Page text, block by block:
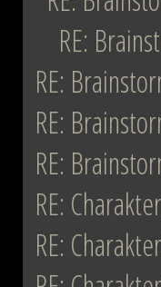
RE:
RE:
RE:
RE:
RE:
RE: